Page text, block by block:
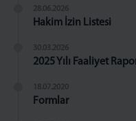
28.06.2026
Hakim İzin Listesi
30.03.2026
2025 Yılı Faaliyet
18.07.2020
Formlar